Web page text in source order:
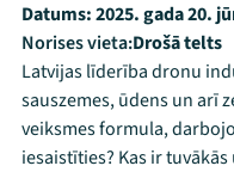
Datums:2025. gada 20.
Norises vieta:Drošā telts
Latvijas līderība dronu
sauszemes, ūdens un arī
veiksmes formula,
iesaistīties? Kas ir